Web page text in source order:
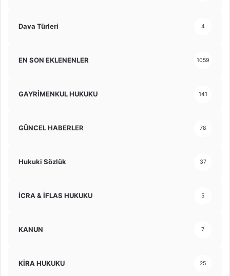
Dava Türleri 4
EN SON EKLENENLER 1059
GAYRİMENKUL HUKUKU 141
GÜNCEL HABERLER 78
Hukuki Sözlük 37
İCRA & İFLAS HUKUKU 5
KANUN 7
KİRA HUKUKU 25